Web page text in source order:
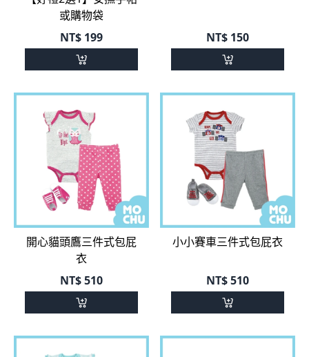
NT$199
開心貓頭鷹三件式包屁
衣
NT$510
小小賽車三件式包屁衣
NT$510